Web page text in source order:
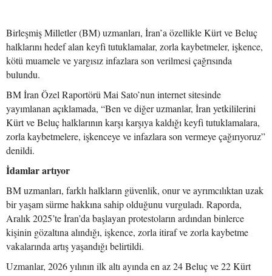
Birleşmiş Milletler (BM) uzmanları, İran’a özellikle Kürt ve Beluç
halklarını hedef alan keyfi tutuklamalar, zorla kaybetmeler, işkence,
kötü muamele ve yargısız infazlara son verilmesi çağrısında
bulundu.
BM İran Özel Raportörü Mai Sato’nun internet sitesinde
yayımlanan açıklamada, “Ben ve diğer uzmanlar, İran yetkililerini
Kürt ve Beluç halklarının karşı karşıya kaldığı keyfi tutuklamalara,
zorla kaybetmelere, işkenceye ve infazlara son vermeye çağırıyoruz”
denildi.
İdamlar artıyor
BM uzmanları, farklı halkların güvenlik, onur ve ayrımcılıktan uzak
bir yaşam sürme hakkına sahip olduğunu vurguladı. Raporda,
Aralık 2025’te İran’da başlayan protestoların ardından binlerce
kişinin gözaltına alındığı, işkence, zorla itiraf ve zorla kaybetme
vakalarında artış yaşandığı belirtildi.
Uzmanlar, 2026 yılının ilk altı ayında en az 24 Beluç ve 22 Kürt